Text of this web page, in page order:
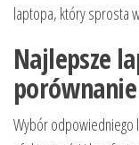
laptopa, który sprosta
Najlepsze
Wybór odpowiedniego